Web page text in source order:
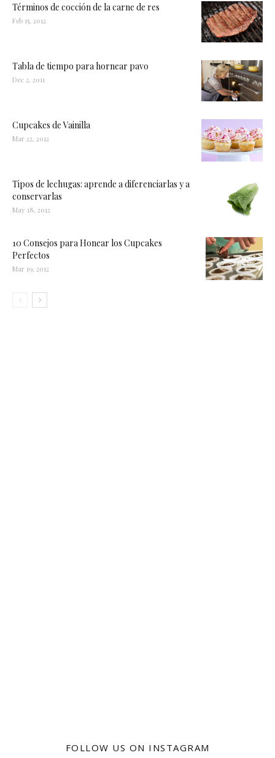
Términos de cocción de la carne de res
Feb 15, 2012
Tabla de tiempo para hornear pavo
Dec 2, 2011
Cupcakes de Vainilla
Mar 22, 2012
Tipos de lechugas: aprende a diferenciarlas y a
conservarlas
May 18, 2012
10 Consejos para Honear los Cupcakes
Perfectos
Mar 19, 2012
FOLLOW US ON INSTAGRAM